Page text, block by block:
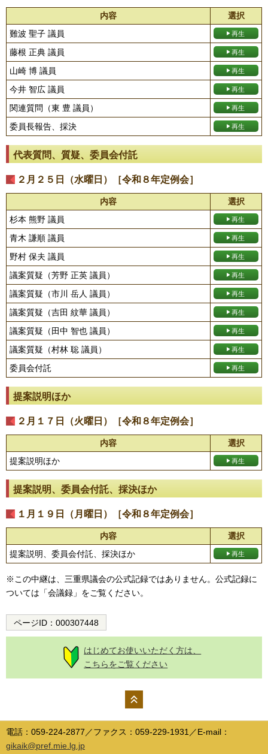
内容
選択
難波 聖子 議員
藤根 正典 議員
山崎 博 議員
今井 智広 議員
関連質問（東 豊 議員）
委員長報告、採決
代表質問、質疑、委員会付託
２月２５日（水曜日）［令和８年定例会］
内容
選択
杉本 熊野 議員
青木 謙順 議員
野村 保夫 議員
議案質疑（芳野 正英 議員）
議案質疑（市川 岳人 議員）
議案質疑（吉田 紋華 議員）
議案質疑（田中 智也 議員）
議案質疑（村林 聡 議員）
委員会付託
提案説明ほか
２月１７日（火曜日）［令和８年定例会］
内容
選択
提案説明ほか
提案説明、委員会付託、採決ほか
１月１９日（月曜日）［令和８年定例会］
内容
選択
提案説明、委員会付託、採決ほか
※この中継は、三重県議会の公式記録ではありません。公式記録に
ついては「会議録」をご覧ください。
ページID： 000307448
はじめてお使いいただく方は、
こちらをご覧ください
ジの
電話：059-224-2877／ファクス：059-229-1931／E-mail：
gikaik@pref.mie.lg.jp